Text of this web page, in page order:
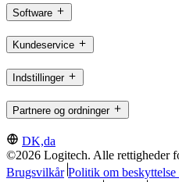
Software
Kundeservice
Indstillinger
Partnere og ordninger
DK,da
©2026 Logitech. Alle rettigheder
Brugsvilkår Politik om